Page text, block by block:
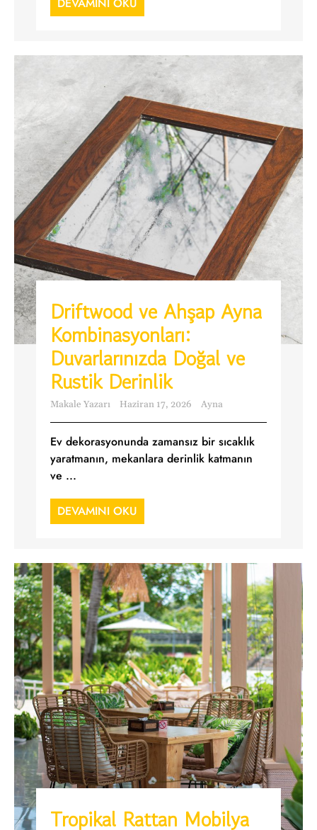
DEVAMINI OKU
Driftwood ve Ahşap Ayna
Kombinasyonları:
Duvarlarınızda Doğal ve
Rustik Derinlik
Makale Yazarı Haziran 17, 2026 Ayna
Ev dekorasyonunda zamansız bir sıcaklık
yaratmanın, mekanlara derinlik katmanın
ve ...
DEVAMINI OKU
Tropikal Rattan Mobilya